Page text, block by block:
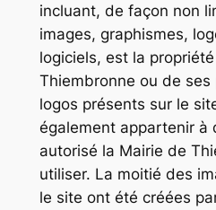
incluant, de façon non
images, graphismes,
logiciels, est la
Thiembronne ou de
logos présents sur le
également appartenir à
autorisé la Mairie de
utiliser. La moitié des
le site ont été créées